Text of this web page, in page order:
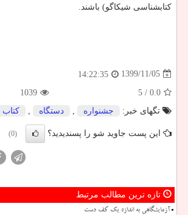
کتابشناسی شیکاگو) باشند.
1399/11/05
14:22:35
0.0
/ 5
1039
تگهای خبر:
جشنواره دستگاه كتاب
این پست جاوید شو را پسندیدید؟ (0)
تازه ترین مطالب مرتبط
آزمایشگاهی به اندازه یک کف دست